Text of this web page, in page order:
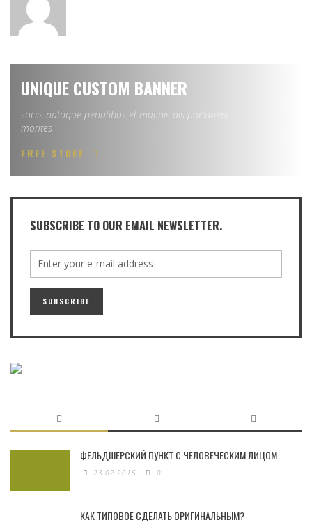
UNIQUE CUSTOM BANNER
sociis natoque penatibus et magnis dis parturient
montes
FREE STUFF
SUBSCRIBE TO OUR EMAIL NEWSLETTER.
ФЕЛЬДШЕРСКИЙ ПУНКТ С ЧЕЛОВЕЧЕСКИМ ЛИЦОМ
23.02.2015 0
КАК ТИПОВОЕ СДЕЛАТЬ ОРИГИНАЛЬНЫМ?